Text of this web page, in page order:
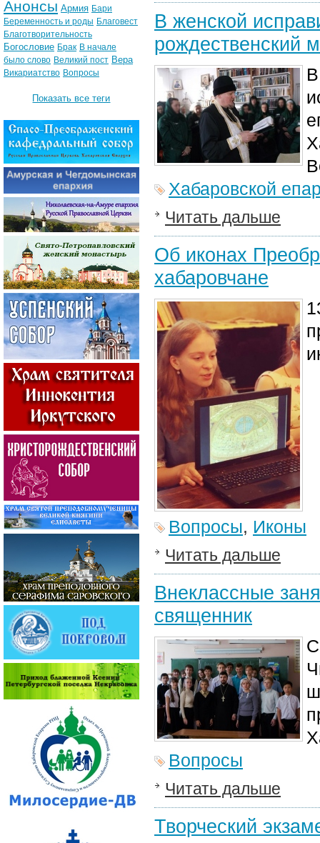
В женской
рождественский
Хабаровской
Читать дальше
Об иконах
хабаровчане
Вопросы, Иконы
Читать дальше
Внеклассные
священник
Вопросы
Читать дальше
Творческий
Анонсы Армия Бари
Беременность и роды Благовест
Благотворительность
Богословие Брак В начале
было слово Великий пост Вера
Викариатство Вопросы
Показать все теги